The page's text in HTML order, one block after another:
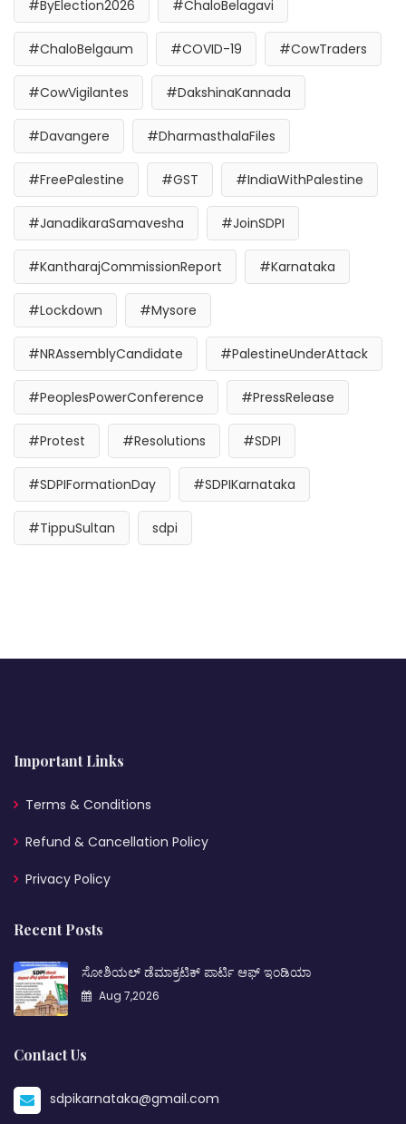
#ByElection2026 #ChaloBelagavi
#ChaloBelgaum #COVID-19 #CowTraders
#CowVigilantes #DakshinaKannada
#Davangere #DharmasthalaFiles
#FreePalestine #GST #IndiaWithPalestine
#JanadikaraSamavesha #JoinSDPI
#KantharajCommissionReport #Karnataka
#Lockdown #Mysore
#NRAssemblyCandidate #PalestineUnderAttack
#PeoplesPowerConference #PressRelease
#Protest #Resolutions #SDPI
#SDPIFormationDay #SDPIKarnataka
#TippuSultan sdpi
Important Links
Terms & Conditions
Refund & Cancellation Policy
Privacy Policy
Recent Posts
ಸೋಶಿಯಲ್ ಡೆಮಾಕ್ರಟಿಕ್ ಪಾರ್ಟಿ ಆಫ್ ಇಂಡಿಯಾ
Aug 7,2026
Contact Us
sdpikarnataka@gmail.com